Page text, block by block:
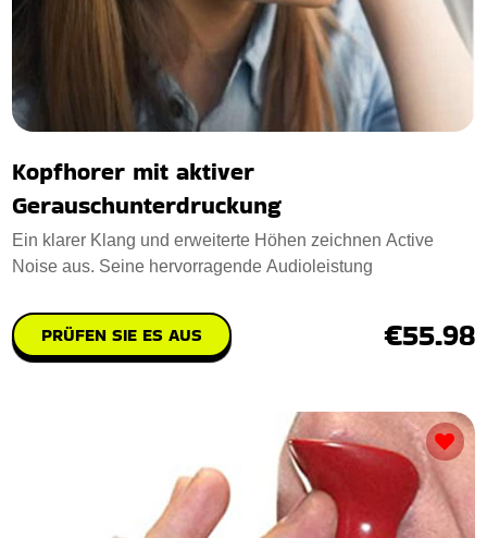
Kopfhorer mit aktiver
Gerauschunterdruckung
Ein klarer Klang und erweiterte Höhen zeichnen Active
Noise aus. Seine hervorragende Audioleistung
PRÜFEN SIE ES AUS €55.98